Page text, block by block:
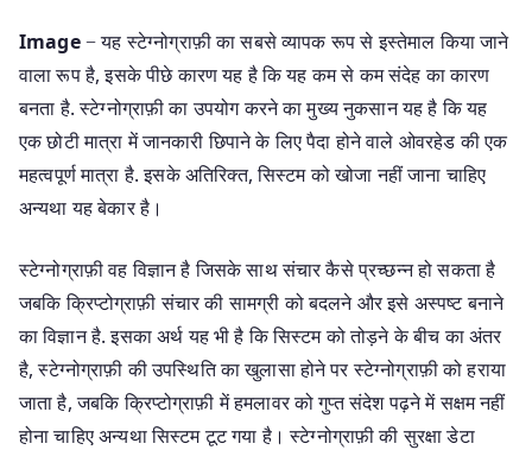
Image− यह स्टेग्नोग्राफ़ी का सबसे व्यापक रूप से इस्तेमाल किया जाने
वाला रूप है, इसके पीछे कारण यह है कि यह कम से कम संदेह का कारण
बनता है. स्टेग्नोग्राफ़ी का उपयोग करने का मुख्य नुकसान यह है कि यह
एक छोटी मात्रा में जानकारी छिपाने के लिए पैदा होने वाले ओवरहेड की एक
महत्वपूर्ण मात्रा है. इसके अतिरिक्त, सिस्टम को खोजा नहीं जाना चाहिए
अन्यथा यह बेकार है।
स्टेग्नोग्राफ़ी वह विज्ञान है जिसके साथ संचार कैसे प्रच्छन्न हो सकता है
जबकि क्रिप्टोग्राफ़ी संचार की सामग्री को बदलने और इसे अस्पष्ट बनाने
का विज्ञान है. इसका अर्थ यह भी है कि सिस्टम को तोड़ने के बीच का अंतर
है, स्टेग्नोग्राफ़ी की उपस्थिति का खुलासा होने पर स्टेग्नोग्राफ़ी को हराया
जाता है, जबकि क्रिप्टोग्राफ़ी में हमलावर को गुप्त संदेश पढ़ने में सक्षम नहीं
होना चाहिए अन्यथा सिस्टम टूट गया है। स्टेग्नोग्राफ़ी की सुरक्षा डेटा